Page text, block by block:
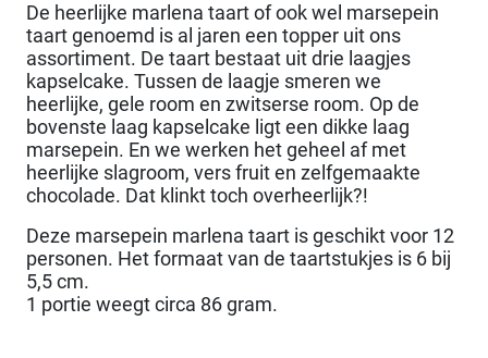
De heerlijke marlena taart of ook wel marsepein
taart genoemd is al jaren een topper uit ons
assortiment. De taart bestaat uit drie laagjes
kapselcake. Tussen de laagje smeren we
heerlijke, gele room en zwitserse room. Op de
bovenste laag kapselcake ligt een dikke laag
marsepein. En we werken het geheel af met
heerlijke slagroom, vers fruit en zelfgemaakte
chocolade. Dat klinkt toch overheerlijk?!
Deze marsepein marlena taart is geschikt voor 12
personen. Het formaat van de taartstukjes is 6 bij
5,5 cm.
1 portie weegt circa 86 gram.